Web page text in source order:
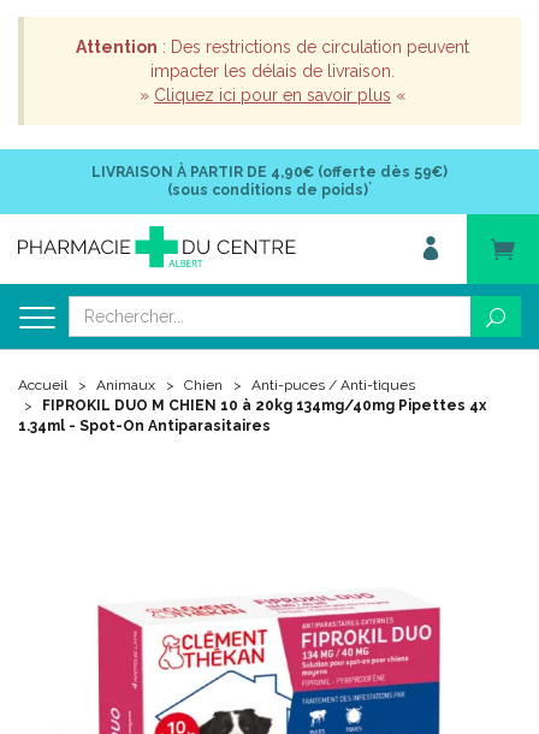
Attention : Des restrictions de circulation peuvent
impacter les délais de livraison.
» Cliquez ici pour en savoir plus «
LIVRAISON À PARTIR DE 4,90€ (offerte dès 59€)
(sous conditions de poids)*
Accueil Animaux Chien
Anti-puces / Anti-tiques
FIPROKIL DUO M CHIEN 10 à 20kg 134mg/40mg Pipettes 4x
1.34ml - Spot-On Antiparasitaires